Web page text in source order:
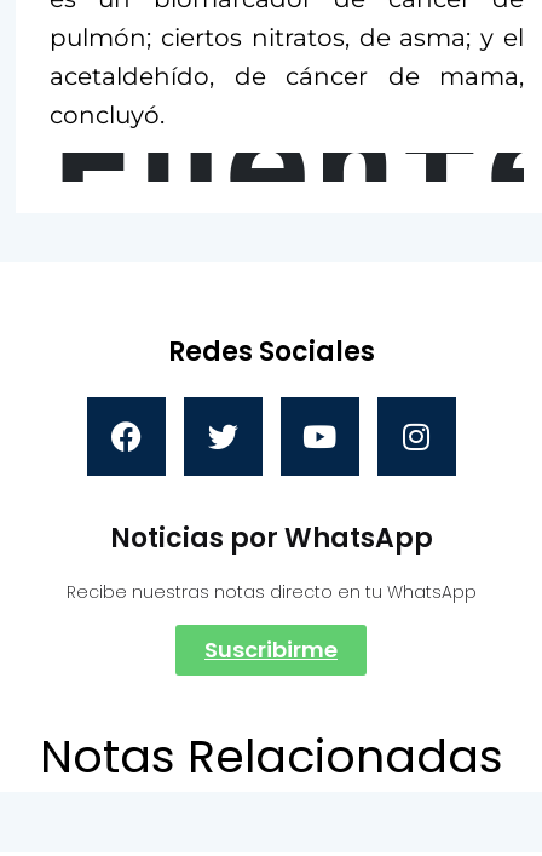
pulmón; ciertos nitratos, de asma; y el
acetaldehído, de cáncer de mama,
concluyó.
Redes Sociales
Noticias por WhatsApp
Recibe nuestras notas directo en tu WhatsApp
Suscribirme
Notas Relacionadas